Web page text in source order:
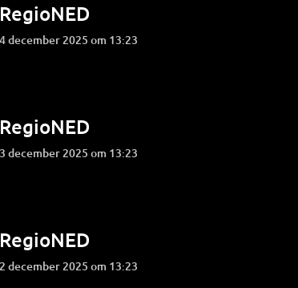
RegioNED
4 december 2025 om 13:23
RegioNED
3 december 2025 om 13:23
RegioNED
2 december 2025 om 13:23